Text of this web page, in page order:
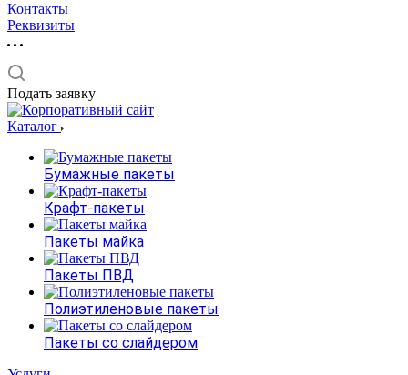
Контакты
Реквизиты
Подать заявку
Каталог
Бумажные пакеты
Крафт-пакеты
Пакеты майка
Пакеты ПВД
Полиэтиленовые пакеты
Пакеты со слайдером